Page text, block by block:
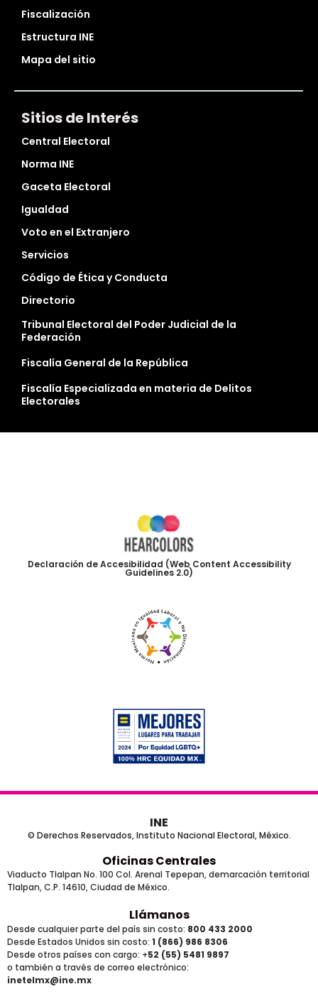
Fiscalización
Estructura INE
Mapa del sitio
Sitios de Interés
Central Electoral
Norma INE
Gaceta Electoral
Igualdad
Voto en el Extranjero
Servicios
Código de Ética y Conducta
Directorio
Tribunal Electoral del Poder Judicial de la
Federación
Fiscalía General de la República
Fiscalía Especializada en materia de Delitos
Electorales
Declaración de Accesibilidad (Web Content Accessibility
Guidelines 2.0)
INE
© Derechos Reservados, Instituto Nacional Electoral, México.
Oficinas Centrales
Viaducto Tlalpan No. 100 Col. Arenal Tepepan, demarcación territorial
Tlalpan, C.P. 14610, Ciudad de México.
Llámanos
Desde cualquier parte del país sin costo: 800 433 2000
Desde Estados Unidos sin costo: 1 (866) 986 8306
Desde otros países con cargo: +52 (55) 5481 9897
o también a través de correo electrónico:
inetelmx@ine.mx